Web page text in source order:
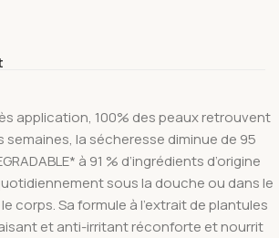
application, 100% des peaux retrouvent
semaines, la sécheresse diminue de 95
à 91 % d’ingrédients d’origine
sous la douche ou dans le
corps. Sa formule à l’extrait de plantules
et anti-irritant réconforte et nourrit